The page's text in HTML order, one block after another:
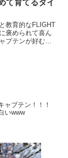
て育てるタイ
教育的なFLIGHT
褒められて喜ん
プテンが好むよ
ャプテン！！！
いwww